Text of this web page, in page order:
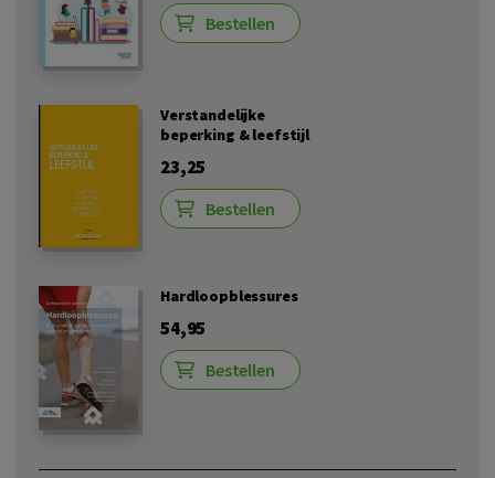
Bestellen
Verstandelijke
beperking & leefstijl
23,25
Bestellen
Hardloopblessures
54,95
Bestellen